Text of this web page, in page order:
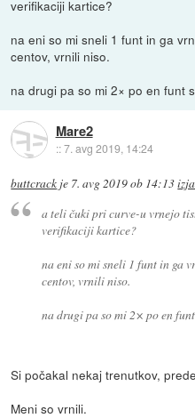
verifikaciji kartice?
na eni so mi sneli 1 funt in ga
centov, vrnili niso.
na drugi pa so mi 2× po en funt
Mare2
::7. avg 2019, 14:24
buttcrack je 7. avg 2019 ob 14:13
a teli čuki pri curve-u vrnejo
verifikaciji kartice?
na eni so mi sneli 1 funt in ga
centov, vrnili niso.
na drugi pa so mi 2× po en
Si počakal nekaj trenutkov,
Meni so vrnili.